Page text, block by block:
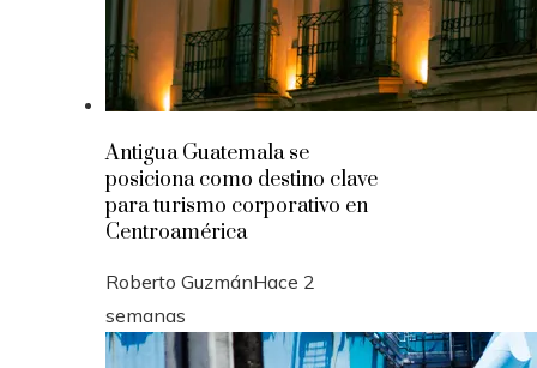
Antigua Guatemala se
posiciona como destino clave
para turismo corporativo en
Centroamérica
Roberto GuzmánHace 2
semanas